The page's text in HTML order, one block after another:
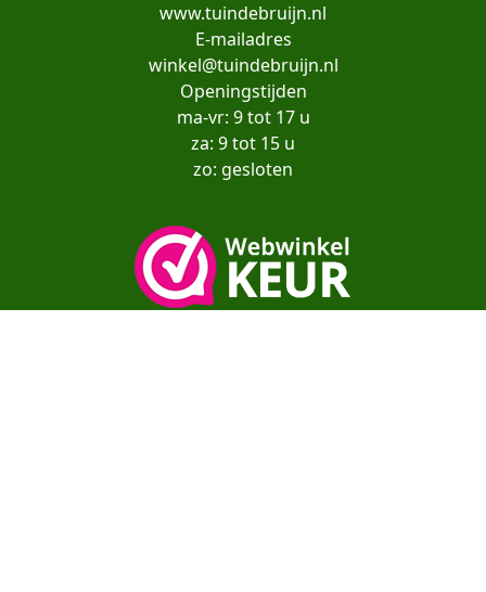
www.tuindebruijn.nl
E-mailadres
winkel@tuindebruijn.nl
Openingstijden
ma-vr: 9 tot 17 u
za: 9 tot 15 u
zo: gesloten